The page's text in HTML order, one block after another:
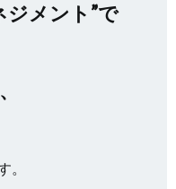
ジメント”で
。